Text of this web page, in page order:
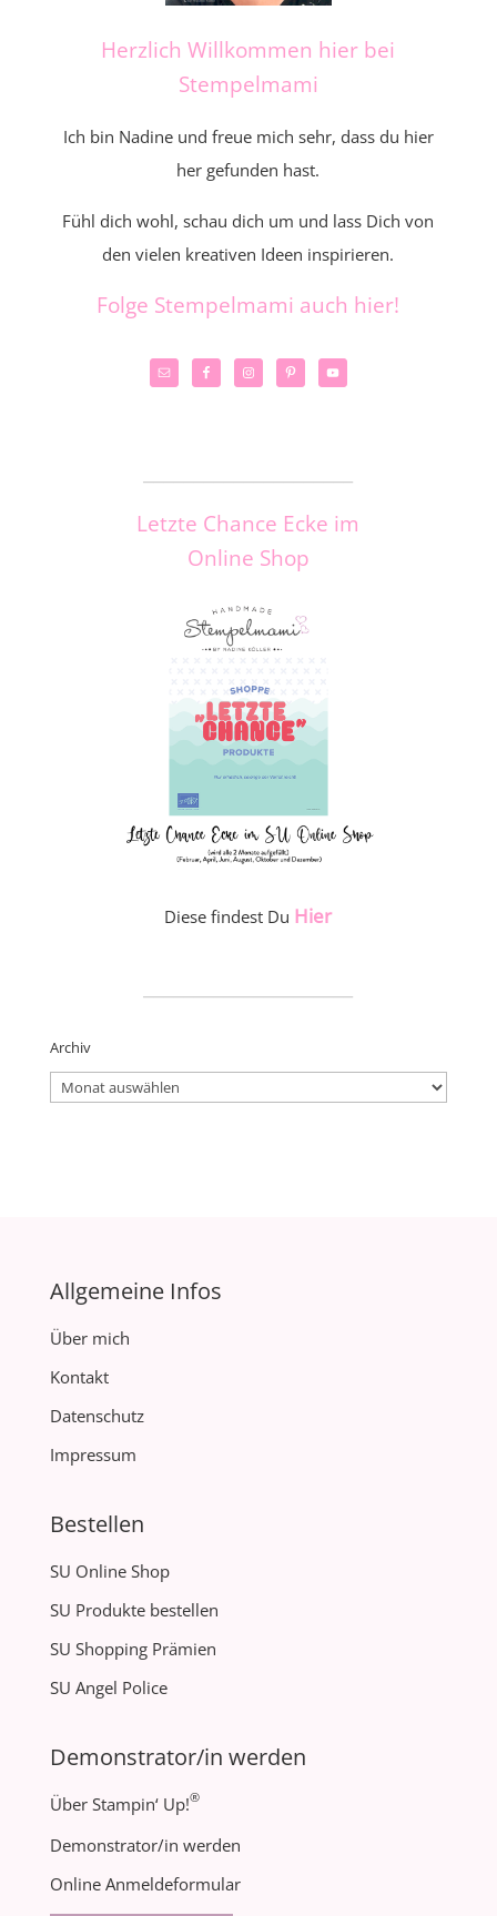
Herzlich Willkommen hier bei
Stempelmami
Ich bin Nadine und freue mich sehr, dass du hier
her gefunden hast.
Fühl dich wohl, schau dich um und lass Dich von
den vielen kreativen Ideen inspirieren.
Folge Stempelmami auch hier!
Letzte Chance Ecke im
Online Shop
Diese findest Du Hier
Archiv
Archiv
Allgemeine Infos
Über mich
Kontakt
Datenschutz
Impressum
Bestellen
SU Online Shop
SU Produkte bestellen
SU Shopping Prämien
SU Angel Police
Demonstrator/in werden
Über Stampin‘ Up!®
Demonstrator/in werden
Online Anmeldeformular